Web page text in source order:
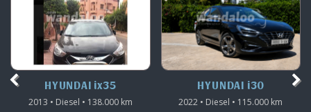
HYUNDAI ix35
2013 • Diesel • 138.000 km
HYUNDAI i30
2022 • Diesel • 115.000 km